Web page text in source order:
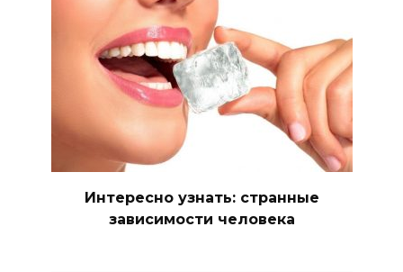
Интересно узнать: странные
зависимости человека